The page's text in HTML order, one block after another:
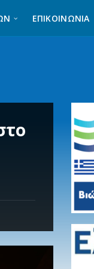
ΕΠΙΚΟΙΝΩΝΊΑ